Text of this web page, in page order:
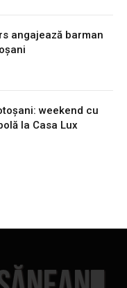
angajează barman
weekend cu
la Casa Lux